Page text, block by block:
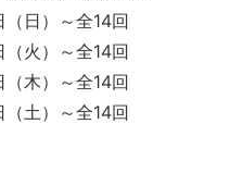
日）～全14回
）～全14回
）～全14回
）～全14回